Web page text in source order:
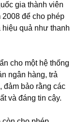
gia thành viên
để cho phép
quả như thanh
cho một hệ thống
ngân hàng, trả
đảm bảo rằng các
và đáng tin cậy.